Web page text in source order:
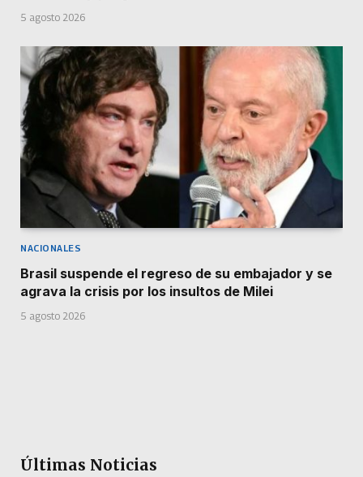
5 agosto 2026
NACIONALES
Brasil suspende el regreso de su embajador y se
agrava la crisis por los insultos de Milei
5 agosto 2026
Últimas Noticias